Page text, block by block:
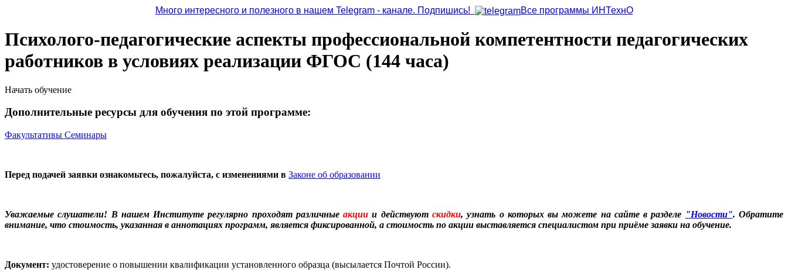
Много интересного и полезного в нашем Telegram - канале. Подпишись!
Все программы ИНТехнО
Психолого-педагогические аспекты профессиональной компетентности педагогических
работников в условиях реализации ФГОС (144 часа)
Начать обучение
Дополнительные ресурсы для обучения по этой программе:
Факультативы Семинары
Перед подачей заявки ознакомьтесь, пожалуйста, с изменениями в Законе об образовании
Уважаемые слушатели! В нашем Институте регулярно проходят различныеакции и действуютскидки, узнать о которых вы можете на сайте в разделе "Новости". Обратите
внимание, что стоимость, указанная в аннотациях программ, является фиксированной, а стоимость по акции выставляется специалистом при приёме заявки на обучение.
Документ: удостоверение о повышении квалификации установленного образца (высылается Почтой России).